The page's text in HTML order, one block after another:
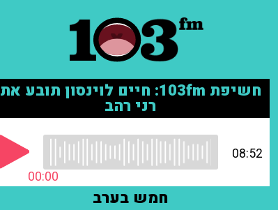
חשיפת 103fm: חיים לוינסון תובע את
רני רהב
00:00
08:52
חמש בערב